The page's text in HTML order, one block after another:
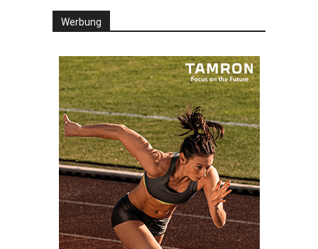
Werbung